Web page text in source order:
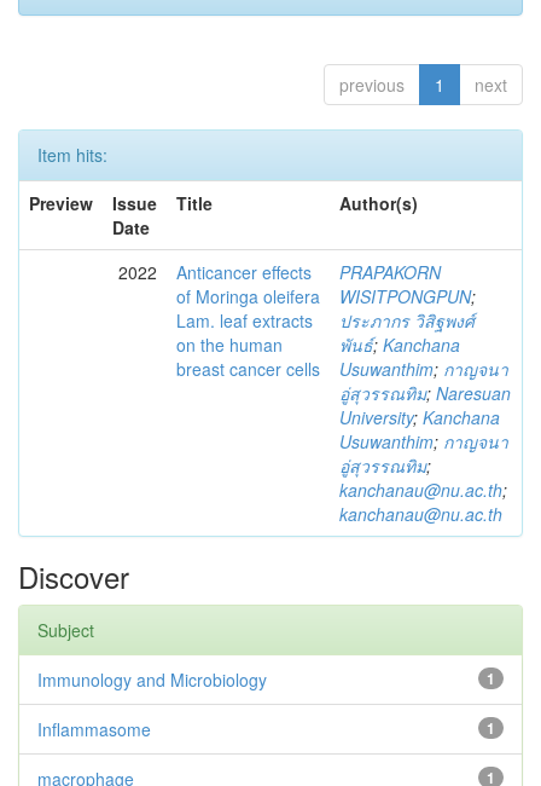
previous 1 next
Item hits:
Preview
Issue
Date
Title Author(s)
2022
Anticancer effects
of Moringa oleifera
Lam. leaf extracts
on the human
breast cancer cells
PRAPAKORN
WISITPONGPUN;
ประภากร วิสิฐพงศ์
พันธ์; Kanchana
Usuwanthim; กาญจนา
อู่สุวรรณทิม; Naresuan
University; Kanchana
Usuwanthim; กาญจนา
อู่สุวรรณทิม;
kanchanau@nu.ac.th;
kanchanau@nu.ac.th
Discover
Subject
1
Immunology and Microbiology
1
Inflammasome
1
macrophage